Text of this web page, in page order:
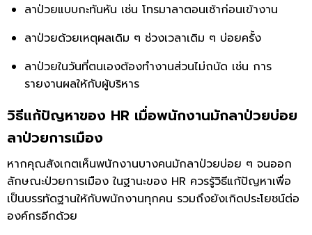
ลาป่วยแบบกะทันหัน เช่น โทรมาลาตอนเช้าก่อนเข้างาน
ลาป่วยด้วยเหตุผลเดิม ๆ ช่วงเวลาเดิม ๆ บ่อยครั้ง
ลาป่วยในวันที่ตนเองต้องทำงานส่วนไม่ถนัด เช่น การ
รายงานผลให้กับผู้บริหาร
วิธีแก้ปัญหาของ HR เมื่อพนักงานมักลาป่วยบ่อย
ลาป่วยการเมือง
หากคุณสังเกตเห็นพนักงานบางคนมักลาป่วยบ่อย ๆ จนออก
ลักษณะป่วยการเมือง ในฐานะของ HR ควรรู้วิธีแก้ปัญหาเพื่อ
เป็นบรรทัดฐานให้กับพนักงานทุกคน รวมถึงยังเกิดประโยชน์ต่อ
องค์กรอีกด้วย